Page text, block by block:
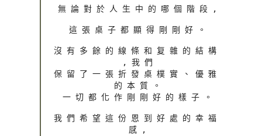
無 論 對 於 人 生 中 的 哪 個 階 段 ,
這 張 桌 子 都 顯 得 剛 剛 好 。
沒 有 多 餘 的 線 條 和 复 雜 的 結 構
, 我 們
保 留 了 一 張 折 發 桌 樸 實 、 優 雅
的 本 質 。
一 切 都 化 作 剛 剛 好 的 樣 子 。
我 們 希 望 這 份 恩 到 好 處 的 幸 福
感 ,